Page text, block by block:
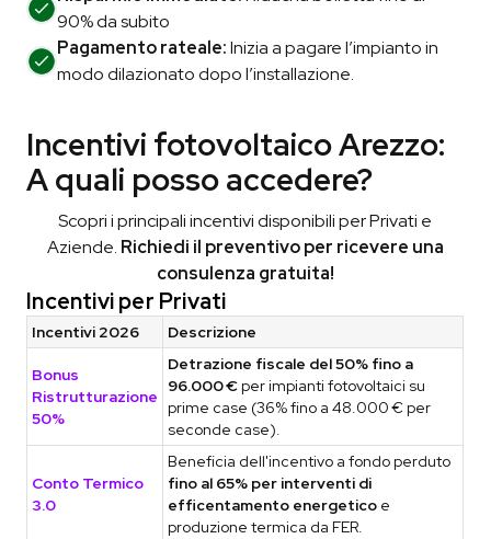
90% da subito
Pagamento rateale:Inizia a pagare l’impianto in
modo dilazionato dopo l’installazione.
Incentivi fotovoltaico Arezzo:
A quali posso accedere?
Scopri i principali incentivi disponibili per Privati e
Aziende. Richiedi il preventivo per ricevere una
consulenza gratuita!
Incentivi per Privati
Incentivi 2026 Descrizione
Bonus
Ristrutturazione
50%
Detrazione fiscale del 50% fino a
96.000 € per impianti fotovoltaici su
prime case (36% fino a 48.000 € per
seconde case).
Conto Termico
3.0
Beneficia dell'incentivo a fondo perduto
fino al 65% per interventi di
efficentamento energetico e
produzione termica da FER.